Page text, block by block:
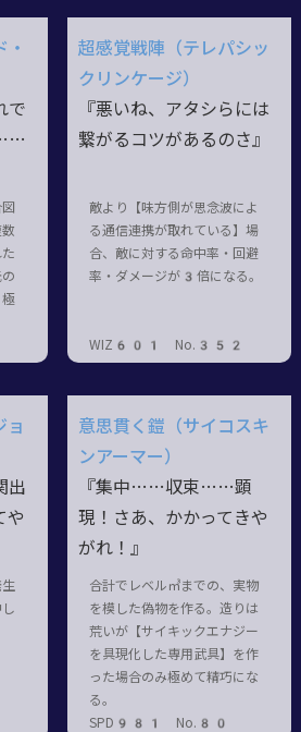
で
超感覚戦陣（テレパシッ
クリンケージ）
『悪いね、アタシらには
繋がるコツがあるのさ』
敵より【味方側が思念波によ
る通信連携が取れている】場
合、敵に対する命中率・回避
率・ダメージが3倍になる。
WIZ601 No.352
ョ
出
や
生
意思貫く鎧（サイコスキ
ンアーマー）
『集中……収束……顕
現！さあ、かかってきや
がれ！』
合計でレベル㎥までの、実物
を模した偽物を作る。造りは
荒いが【サイキックエナジー
を具現化した専用武具】を作
った場合のみ極めて精巧にな
る。
SPD981 No.80